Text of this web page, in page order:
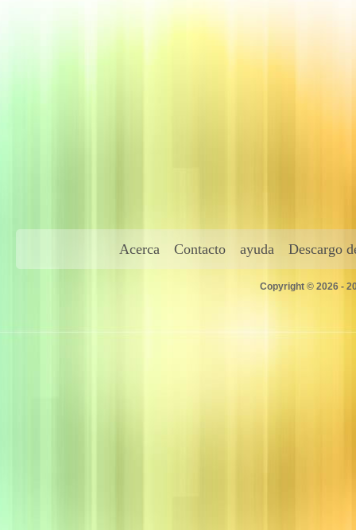
Acerca Contacto ayuda Descargo
Copyright © 2026 -